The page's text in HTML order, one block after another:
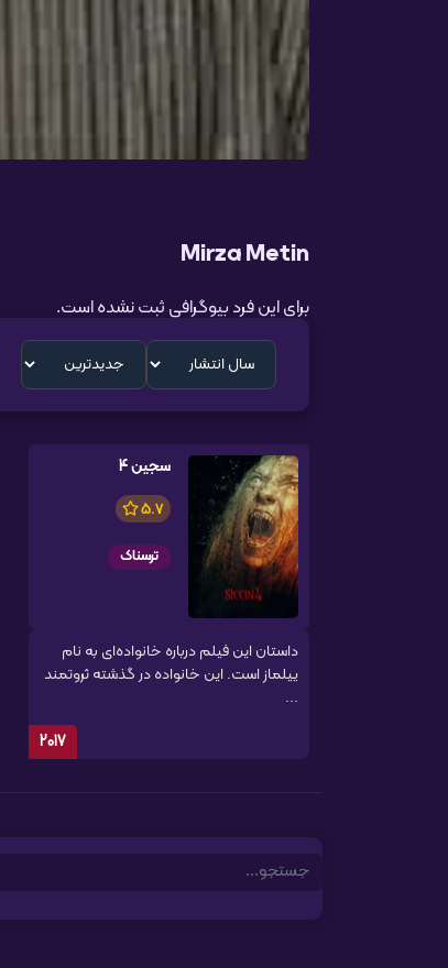
Mirza Metin
برای این فرد بیوگرافی ثبت نشده است.
سجین 4
5.7
ترسناک
داستان این فیلم درباره خانواده‌ای به نام
ییلماز است. این خانواده در گذشته ثروتمند
...
2017
Search